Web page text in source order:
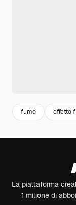
fumo effetto
La piattaforma
1 milione di